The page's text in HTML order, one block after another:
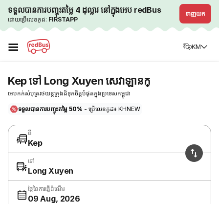
ទទួលបានការបញ្ចុះតម្លៃ 4 ដុល្លារ នៅក្នុងអេប redBus
ដោយប្រើលេខកូដ: FIRSTAPP
ទាញយក
☰ KM
Kep ទៅ Long Xuyen សេវាឡានក្
អេបកក់សំបុត្ររថយន្តក្រុងដ៏ទុកចិត្តបំផុតក្នុងប្រទេសកម្ពុជា
ទទួលបានការបញ្ចុះតម្លៃ 50% - ប្រើលេខកូដ៖ KHNEW
ពី
Kep
ទៅ
Long Xuyen
ថ្ងៃនៃការធ្វើដំណើរ
09 Aug, 2026